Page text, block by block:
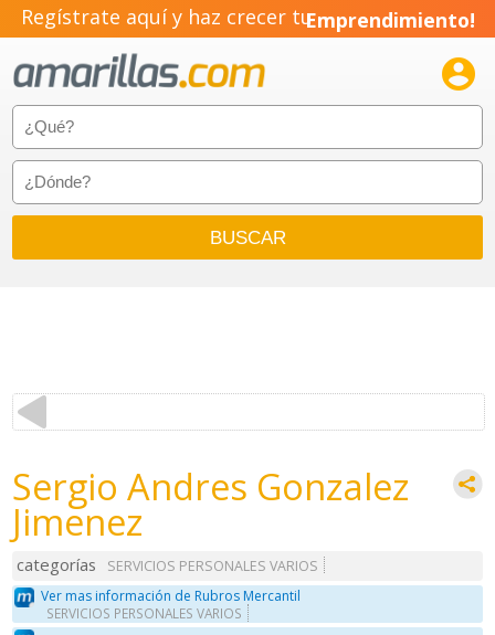
Regístrate aquí y haz crecer tuEmprendimiento!

Sergio Andres Gonzalez
Jimenez
categorías
SERVICIOS PERSONALES VARIOS
Ver mas información de Rubros Mercantil
SERVICIOS PERSONALES VARIOS